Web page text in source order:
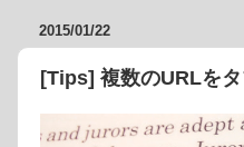
2015/01/22
[Tips] 複数のURLを